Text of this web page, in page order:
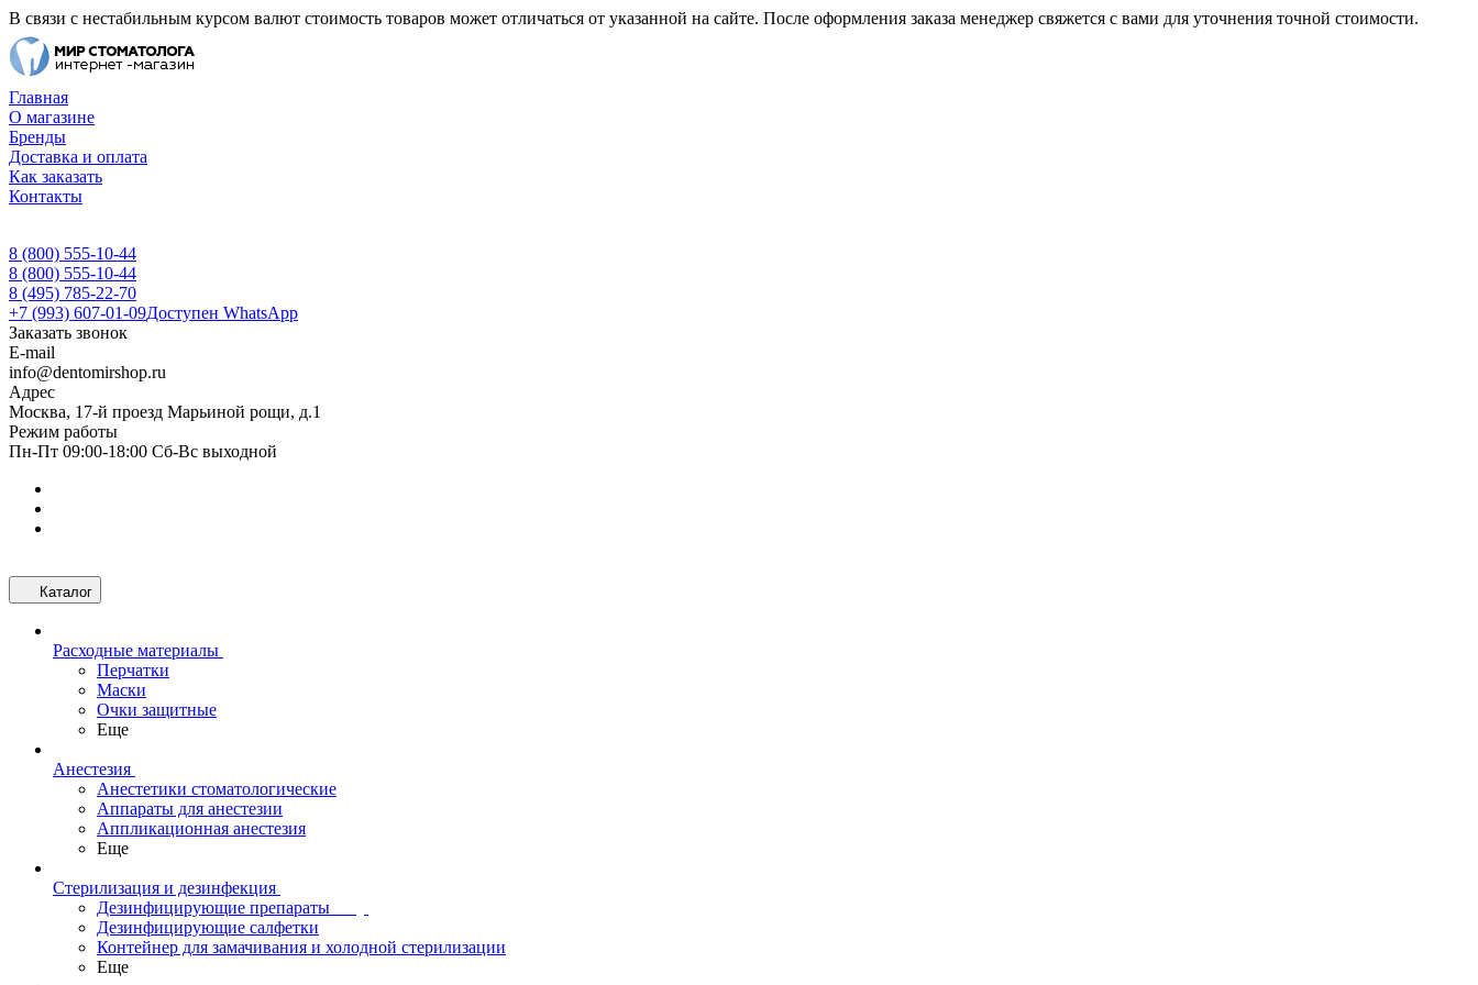
В связи с нестабильным курсом валют стоимость товаров может отличаться от указанной на сайте. После оформления заказа менеджер свяжется с вами для уточнения точной стоимости.
Главная
О магазине
Бренды
Доставка и оплата
Как заказать
Контакты
8 (800) 555-10-44
8 (800) 555-10-44
8 (495) 785-22-70
+7 (993) 607-01-09Доступен WhatsApp
Заказать звонок
E-mail
info@dentomirshop.ru
Адрес
Москва, 17-й проезд Марьиной рощи, д.1
Режим работы
Пн-Пт 09:00-18:00 Сб-Вс выходной
Каталог
Расходные материалы
Перчатки
Маски
Очки защитные
Еще
Анестезия
Анестетики стоматологические
Аппараты для анестезии
Аппликационная анестезия
Еще
Стерилизация и дезинфекция
Дезинфицирующие препараты
Дезинфицирующие салфетки
Контейнер для замачивания и холодной стерилизации
Еще